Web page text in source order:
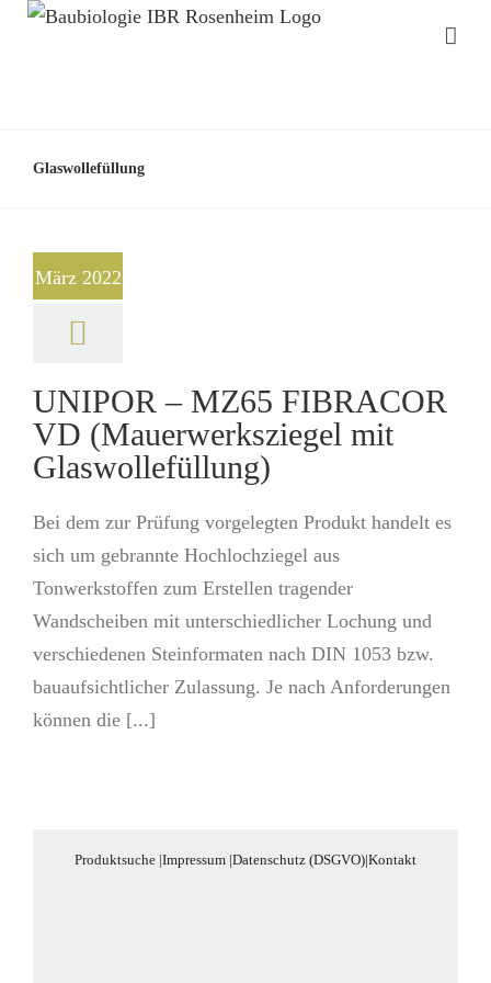
Glaswollefüllung
März 2022
UNIPOR – MZ65 FIBRACOR
VD (Mauerwerksziegel mit
Glaswollefüllung)
Bei dem zur Prüfung vorgelegten Produkt handelt es
sich um gebrannte Hochlochziegel aus
Tonwerkstoffen zum Erstellen tragender
Wandscheiben mit unterschiedlicher Lochung und
verschiedenen Steinformaten nach DIN 1053 bzw.
bauaufsichtlicher Zulassung. Je nach Anforderungen
können die [...]
Produktsuche |Impressum |Datenschutz (DSGVO)|Kontakt